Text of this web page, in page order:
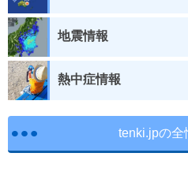
地震情報
熱中症情報
tenki.jpの全